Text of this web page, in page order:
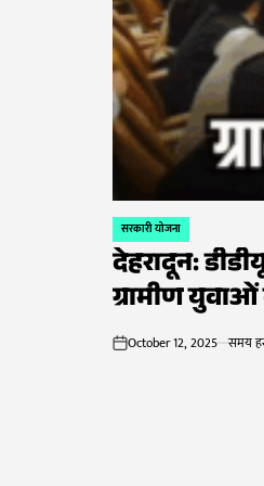
उत्तराखंड
POSTED
IN
सरकारी योजना
देहरादून:
ग्रामीण
onOctober 12, 2025 समय